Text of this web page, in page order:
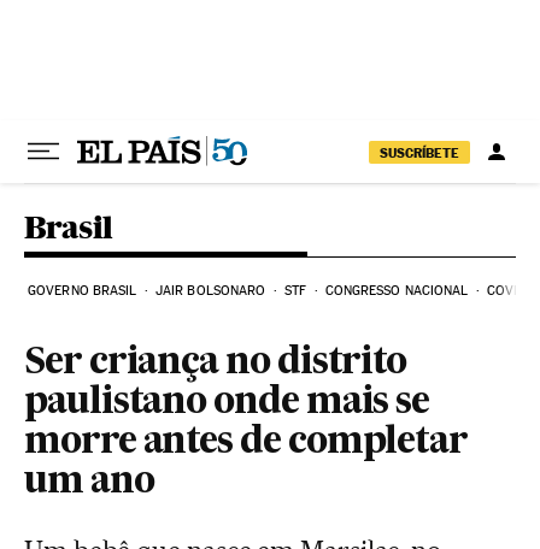
SUSCRÍBETE
Brasil
GOVERNO BRASIL JAIR BOLSONARO STF CONGRESSO NACIONAL COVID-
Ser criança no distrito
paulistano onde mais se
morre antes de completar
um ano